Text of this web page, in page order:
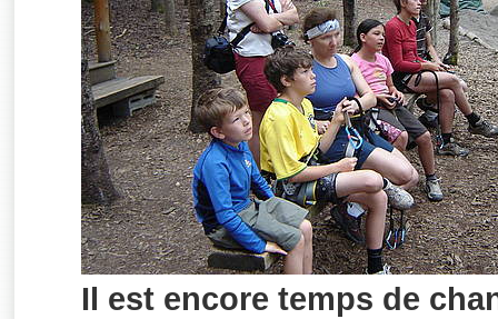
Il est encore temps de